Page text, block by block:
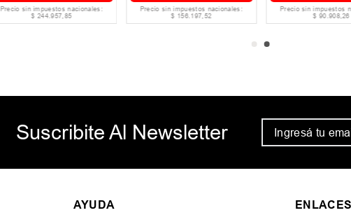
Precio sin impuestos nacionales:
$ 244.957,85
Precio sin impuestos nacionales:
$ 156.197,52
Precio sin impuestos
$ 90.908,26
Suscribite Al Newsletter
AYUDA